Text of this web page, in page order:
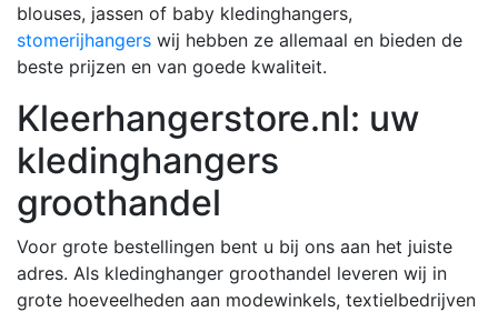
blouses, jassen of baby kledinghangers,
stomerijhangers wij hebben ze allemaal en bieden de
beste prijzen en van goede kwaliteit.
Kleerhangerstore.nl: uw
kledinghangers
groothandel
Voor grote bestellingen bent u bij ons aan het juiste
adres. Als kledinghanger groothandel leveren wij in
grote hoeveelheden aan modewinkels, textielbedrijven